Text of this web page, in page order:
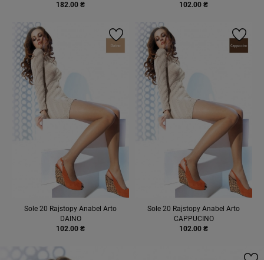
182.00 ₴
102.00 ₴
Sole 20 Rajstopy Anabel Arto
DAINO
102.00 ₴
Sole 20 Rajstopy Anabel Arto
CAPPUCINO
102.00 ₴